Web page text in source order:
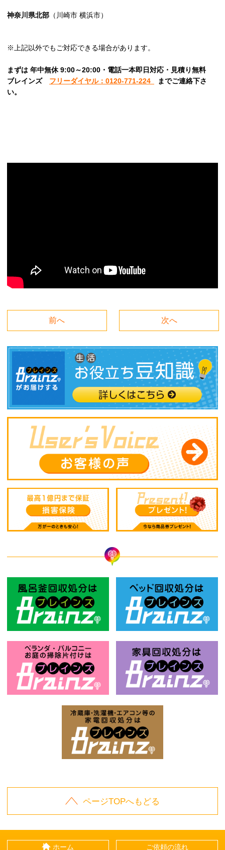
神奈川県北部 （川崎市 横浜市）
※上記以外でもご対応できる場合があります。
まずは 年中無休 9:00～20:00・電話一本即日対応・見積り無料
ブレインズ フリーダイヤル：0120-771-224
までご連絡下さ
い。
前へ 次へ
ページTOPへもどる
ホーム ご依頼の流れ